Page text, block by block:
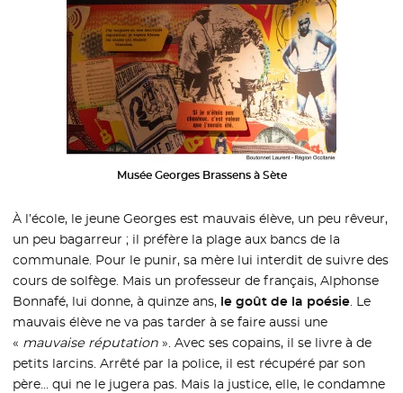
Musée Georges Brassens à Sète
À l’école, le jeune Georges est mauvais élève, un peu rêveur,
un peu bagarreur ; il préfère la plage aux bancs de la
communale. Pour le punir, sa mère lui interdit de suivre des
cours de solfège. Mais un professeur de français, Alphonse
Bonnafé, lui donne, à quinze ans, le goût de la poésie . Le
mauvais élève ne va pas tarder à se faire aussi une
« mauvaise réputation ». Avec ses copains, il se livre à de
petits larcins. Arrêté par la police, il est récupéré par son
père… qui ne le jugera pas. Mais la justice, elle, le condamne